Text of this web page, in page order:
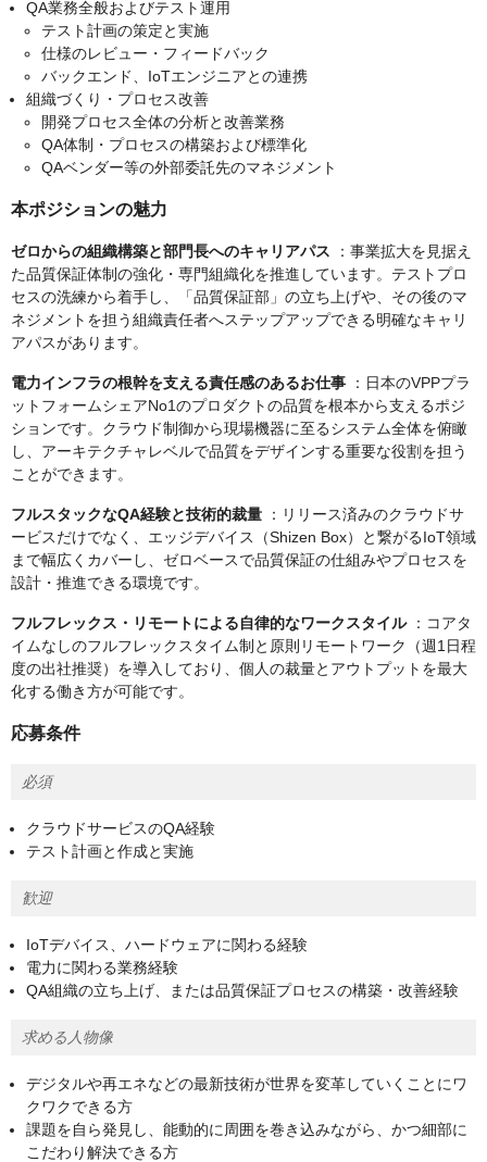
QA業務全般およびテスト運用
テスト計画の策定と実施
仕様のレビュー・フィードバック
バックエンド、IoTエンジニアとの連携
組織づくり・プロセス改善
開発プロセス全体の分析と改善業務
QA体制・プロセスの構築および標準化
QAベンダー等の外部委託先のマネジメント
本ポジションの魅力
ゼロからの組織構築と部門長へのキャリアパス ：事業拡大を見据え
た品質保証体制の強化・専門組織化を推進しています。テストプロ
セスの洗練から着手し、「品質保証部」の立ち上げや、その後のマ
ネジメントを担う組織責任者へステップアップできる明確なキャリ
アパスがあります。
電力インフラの根幹を支える責任感のあるお仕事 ：日本のVPPプラ
ットフォームシェアNo1のプロダクトの品質を根本から支えるポジ
ションです。クラウド制御から現場機器に至るシステム全体を俯瞰
し、アーキテクチャレベルで品質をデザインする重要な役割を担う
ことができます。
フルスタックなQA経験と技術的裁量 ：リリース済みのクラウドサ
ービスだけでなく、エッジデバイス（Shizen Box）と繋がるIoT領域
まで幅広くカバーし、ゼロベースで品質保証の仕組みやプロセスを
設計・推進できる環境です。
フルフレックス・リモートによる自律的なワークスタイル：コアタ
イムなしのフルフレックスタイム制と原則リモートワーク（週1日程
度の出社推奨）を導入しており、個人の裁量とアウトプットを最大
化する働き方が可能です。
応募条件
必須
クラウドサービスのQA経験
テスト計画と作成と実施
歓迎
IoTデバイス、ハードウェアに関わる経験
電力に関わる業務経験
QA組織の立ち上げ、または品質保証プロセスの構築・改善経験
求める人物像
デジタルや再エネなどの最新技術が世界を変革していくことにワ
クワクできる方
課題を自ら発見し、能動的に周囲を巻き込みながら、かつ細部に
こだわり解決できる方